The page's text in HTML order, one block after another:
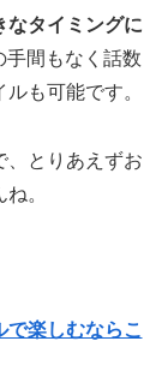
なタイミングに
手間もなく話数
も可能です。
、とりあえずお
。
楽しむならこ